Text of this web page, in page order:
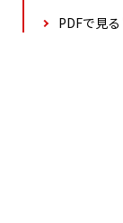
PDFで見る